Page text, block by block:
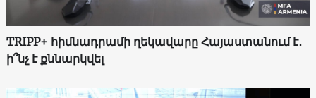
TRIPP+ հիմնադրամի ղեկավարը Հայաստանում է․
ի՞նչ է քննարկվել